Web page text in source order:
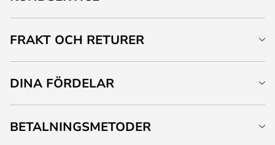
FRAKT OCH RETURER
DINA FÖRDELAR
BETALNINGSMETODER